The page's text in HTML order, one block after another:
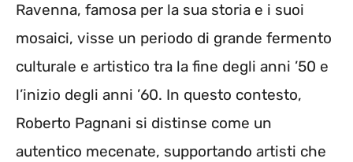
Ravenna, famosa per la sua storia e i suoi
mosaici, visse un periodo di grande fermento
culturale e artistico tra la fine degli anni ’50 e
l’inizio degli anni ’60. In questo contesto,
Roberto Pagnani si distinse come un
autentico mecenate, supportando artisti che